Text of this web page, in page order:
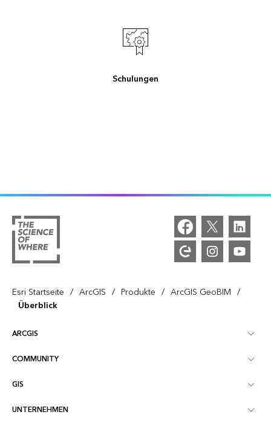
Schulungen
Esri Startseite / ArcGIS / Produkte / ArcGIS GeoBIM /
Überblick
ARCGIS
ArcGIS – Überblick
Kartenerstellung
COMMUNITY
Esri Community
ArcGIS Blog
GIS
Was ist GIS?
UNTERNEHMEN